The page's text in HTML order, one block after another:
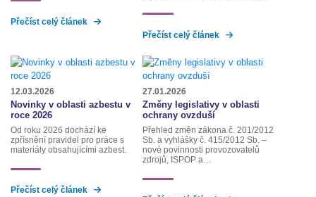
Přečíst celý článek
Přečíst celý článek
12.03.2026
Novinky v oblasti azbestu v
roce 2026
Od roku 2026 dochází ke
zpřísnění pravidel pro práce s
materiály obsahujícími azbest.
Přečíst celý článek
27.01.2026
Změny legislativy v oblasti
ochrany ovzduší
Přehled změn zákona č. 201/2012
Sb. a vyhlášky č. 415/2012 Sb. –
nové povinnosti provozovatelů
zdrojů, ISPOP a…